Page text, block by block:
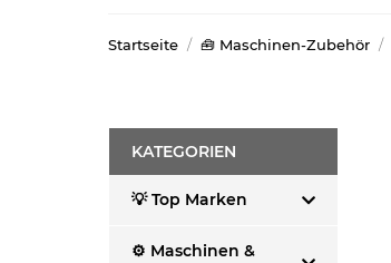
Startseite 🧰 Maschinen-Zubehör
KATEGORIEN
💡 Top Marken
⚙️ Maschinen &